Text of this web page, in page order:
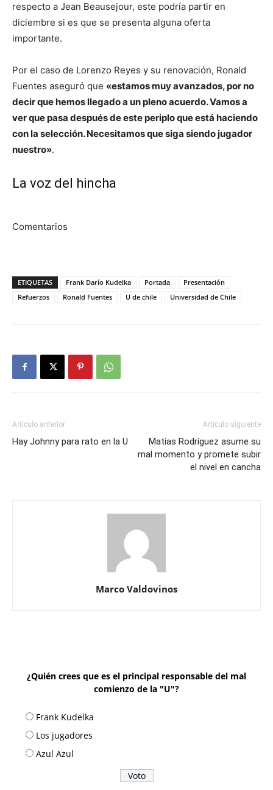
respecto a Jean Beausejour, este podría partir en
diciembre si es que se presenta alguna oferta
importante.
Por el caso de Lorenzo Reyes y su renovación, Ronald
Fuentes aseguró que «estamos muy avanzados, por no
decir que hemos llegado a un pleno acuerdo. Vamos a
ver que pasa después de este periplo que está haciendo
con la selección. Necesitamos que siga siendo jugador
nuestro».
La voz del hincha
Comentarios
ETIQUETAS Frank Darío Kudelka Portada
Presentación
Refuerzos
Ronald Fuentes U de chile Universidad de Chile
Artículo anterior
Hay Johnny para rato en la U
Artículo siguiente
Matías Rodríguez asume su
mal momento y promete subir
el nivel en cancha
Marco Valdovinos
¿Quién crees que es el principal responsable del mal
comienzo de la "U"?
Frank Kudelka
Los jugadores
Azul Azul